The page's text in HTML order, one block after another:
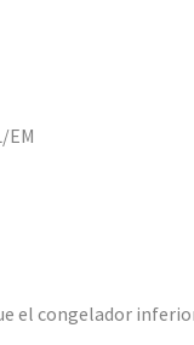
EM
el congelador